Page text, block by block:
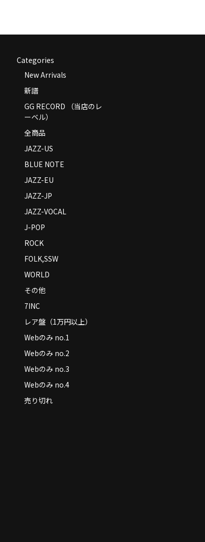
Categories
New Arrivals
新譜
GG RECORD （当店のレ
ーベル）
全商品
JAZZ-US
BLUE NOTE
JAZZ-EU
JAZZ-JP
JAZZ-VOCAL
J-POP
ROCK
FOLK,SSW
WORLD
その他
7INC
レア盤（1万円以上）
Webのみ no.1
Webのみ no.2
Webのみ no.3
Webのみ no.4
売り切れ